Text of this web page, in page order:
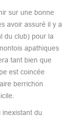
sur une bonne
avoir assuré il y a
du club) pour la
apathiques
tant bien que
est coincée
berrichon
inexistant du